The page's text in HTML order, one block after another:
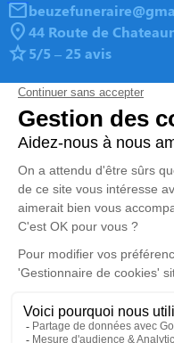
44 Route de
5/5 – 25 avis
Pompes Funèbres Beuze
05 55 65 05 55
2, Rue de la
4.9/5 – 139 avis
Nos Services
Organiser des obsèques-
Monuments funéraires
Services aux familles
Politique de traitement